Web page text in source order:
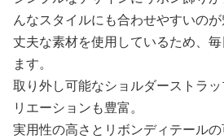
んなスタイルにも合わせやすいのが
丈夫な素材を使用しているため、
ます。
取り外し可能なショルダーストラ
リエーションも豊富。
実用性の高さとリボンディテール